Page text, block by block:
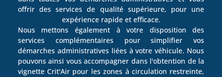
offrir des services de qualité supérieure, pour une
expérience rapide et efficace.
Nous mettons également à votre disposition des
services complémentaires pour simplifier vos
démarches administratives liées à votre véhicule. Nous
pouvons ainsi vous accompagner dans l'obtention de la
vignette Crit'Air pour les zones à circulation restreinte,